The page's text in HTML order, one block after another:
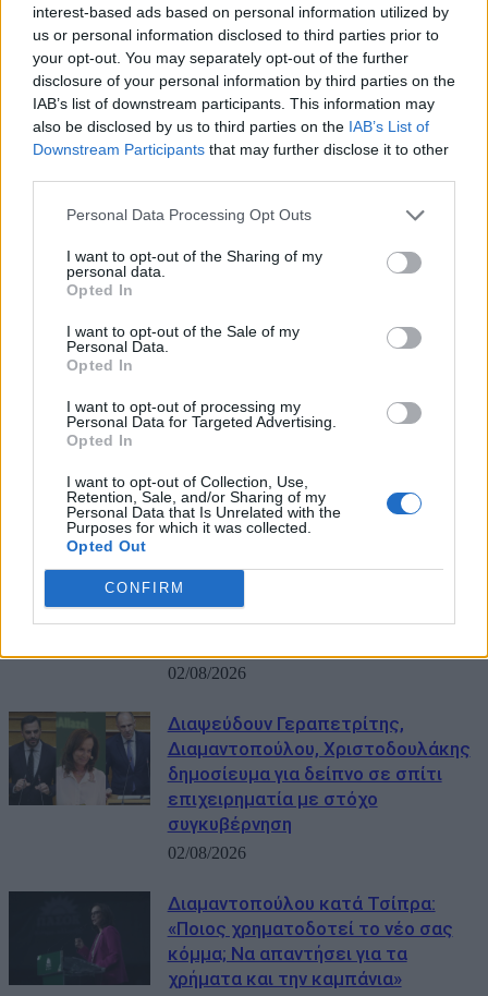
interest-based ads based on personal information utilized by
us or personal information disclosed to third parties prior to
your opt-out. You may separately opt-out of the further
disclosure of your personal information by third parties on the
IAB’s list of downstream participants. This information may
also be disclosed by us to third parties on the IAB’s List of
Downstream Participants that may further disclose it to other
Personal Data Processing Opt Outs
I want to opt-out of the Sharing of my
personal data.
Opted In
I want to opt-out of the Sale of my
Personal Data.
Opted In
I want to opt-out of processing my
Personal Data for Targeted Advertising.
Opted In
I want to opt-out of Collection, Use,
Retention, Sale, and/or Sharing of my
Personal Data that Is Unrelated with the
Purposes for which it was collected.
Opted Out
CONFIRM
ΜΠΟΡΕΙ ΝΑ ΣΑΣ ΕΝΔΙΑΦΕΡΕΙ
Το… επιδόρπιο του δείπνου που
διαψεύστηκε και η μακρά
τηλεοπτική προεκλογική
02/08/2026
Διαψεύδουν Γεραπετρίτης,
Διαμαντοπούλου, Χριστοδουλάκης
δημοσίευμα για δείπνο σε σπίτι
επιχειρηματία με στόχο
συγκυβέρνηση
02/08/2026
Διαμαντοπούλου κατά Τσίπρα:
«Ποιος χρηματοδοτεί το νέο σας
κόμμα; Να απαντήσει για τα
χρήματα και την καμπάνια»